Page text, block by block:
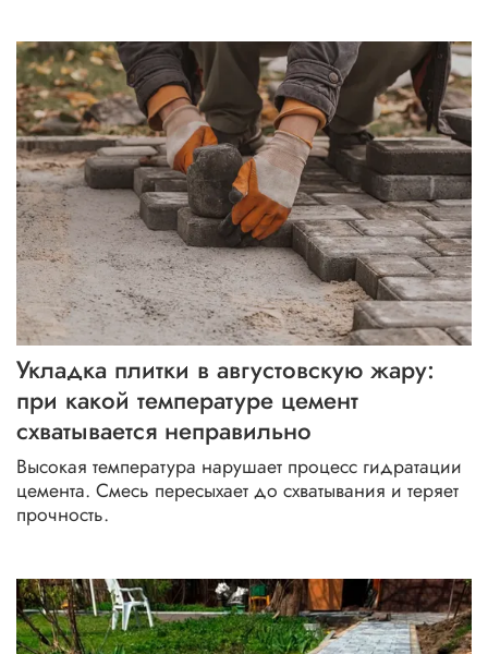
Укладка плитки в августовскую жару:
при какой температуре цемент
схватывается неправильно
Высокая температура нарушает процесс гидратации
цемента. Смесь пересыхает до схватывания и теряет
прочность.